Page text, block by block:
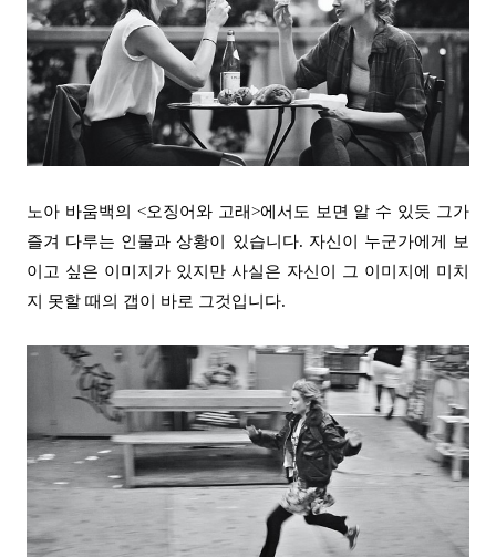
노아 바움백의 <오징어와 고래>에서도 보면 알 수 있듯 그가
즐겨 다루는 인물과 상황이 있습니다. 자신이 누군가에게 보
이고 싶은 이미지가 있지만 사실은 자신이 그 이미지에 미치
지 못할 때의 갭이 바로 그것입니다.